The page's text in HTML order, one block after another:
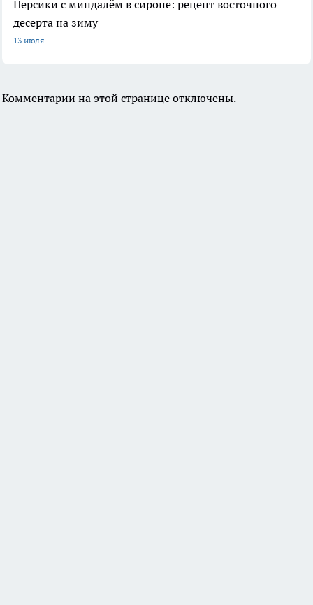
Персики с миндалём в сиропе: рецепт восточного
десерта на зиму
13 июля
Комментарии на этой странице отключены.